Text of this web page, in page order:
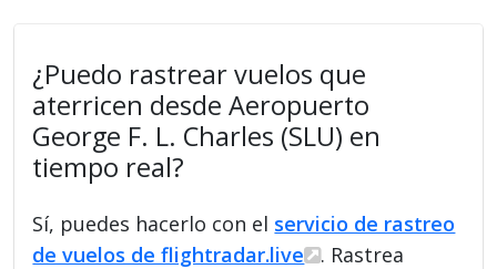
¿Puedo rastrear vuelos que
aterricen desde Aeropuerto
George F. L. Charles (SLU) en
tiempo real?
Sí, puedes hacerlo con el servicio de rastreo
de vuelos de flightradar.live
. Rastrea